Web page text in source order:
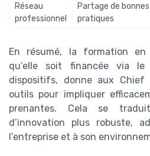
Réseau
professionnel
Partage de bonnes
pratiques
En résumé, la formation en
qu’elle soit financée via le
dispositifs, donne aux Chief
outils pour impliquer
prenantes. Cela se
d’innovation plus robuste,
l’entreprise et à son